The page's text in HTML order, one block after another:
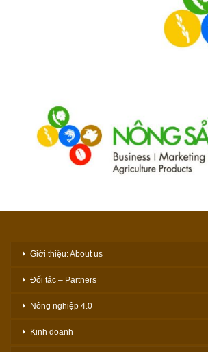
Giới thiệu: About us
Đối tác – Partners
Nông nghiệp 4.0
Kinh doanh